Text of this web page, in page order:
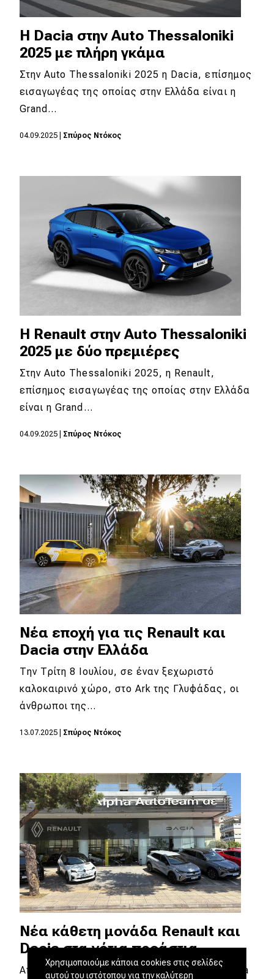
H Dacia στην Auto Thessaloniki
2025 με πλήρη γκάμα
Στην Auto Thessaloniki 2025 η Dacia, επίσημος
εισαγωγέας της οποίας στην Ελλάδα είναι η
Grand…
04.09.2025 Σπύρος Ντόκος
H Renault στην Auto Thessaloniki
2025 με δύο πρεμιέρες
Στην Auto Thessaloniki 2025, η Renault,
επίσημος εισαγωγέας της οποίας στην Ελλάδα
είναι η Grand…
04.09.2025 Σπύρος Ντόκος
Νέα εποχή για τις Renault και
Dacia στην Ελλάδα
Την Τρίτη 8 Ιουλίου, σε έναν ξεχωριστό
καλοκαιρινό χώρο, στο Ark της Γλυφάδας, οι
άνθρωποι της…
13.07.2025 Σπύρος Ντόκος
Νέα κάθετη μονάδα Renault και
Dacia στα νότια προάστια
Από τις αρχές Ιουνίου 2025, η εταιρεία «Alpha
Χρησιμοποιούμε κάποια cookies στις σελίδες
αυτού του ιστότοπου για την καλύτερη